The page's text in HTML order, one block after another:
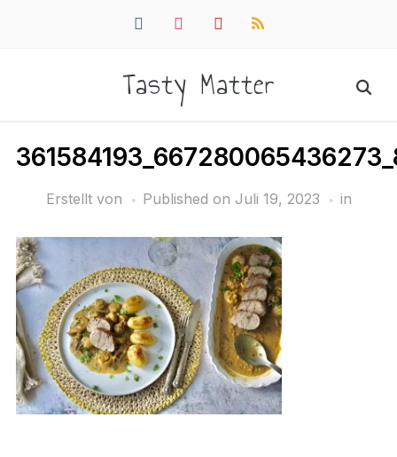
facebookinstagrampinterestrss
Tasty Matter
Erstellt von Published on Juli 19, 2023 in